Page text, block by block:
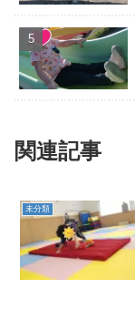
関連記事
未分類